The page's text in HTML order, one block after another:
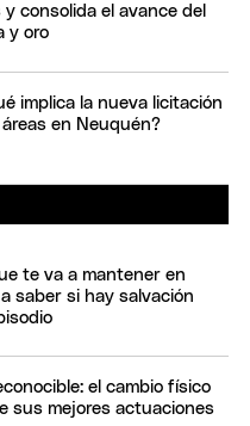
y consolida el avance del
y oro
implica la nueva licitación
en Neuquén?
te va a mantener en
saber si hay salvación
el cambio físico
sus mejores actuaciones